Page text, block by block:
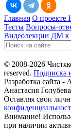
Главная О проекте
Тесты Вопросы-
Видеолекции ДМ к
© 2008-2026
reserved. Подписка
Разработка сайта -
Анастасия
Оставляя свои
Внимание!
при наличии